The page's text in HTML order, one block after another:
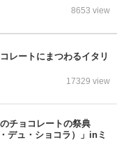
8653 view
レートにまつわるイタリ
17329 view
チョコレートの祭典
デュ・ショコラ）」inミ